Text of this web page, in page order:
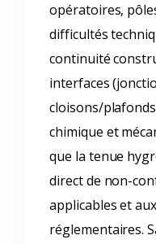
opératoires,
difficultés
continuité
interfaces
cloisons/
chimique et
que la tenue
direct de non-
applicables et
réglementaires.